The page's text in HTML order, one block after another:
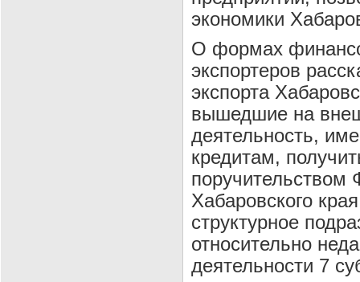
экономики
О формах
экспортеров
экспорта
вышедшие на
деятельность,
кредитам,
поручительством
Хабаровского
структурное
относительно
деятельности 7